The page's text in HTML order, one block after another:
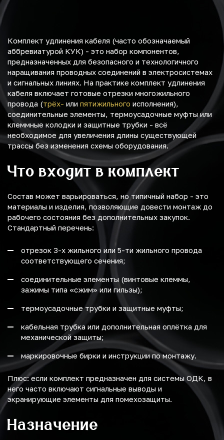
Комплект удлинения кабеля (часто обозначаемый
аббревиатурой КУК) - это набор компонентов,
предназначенных для безопасного и технологичного
наращивания проводных соединений в электросистемах
и сигнальных линиях. На практике комплект удлинения
кабеля включает готовые отрезки многожильного
провода (трёх- или пятижильного исполнения),
соединительные элементы, термоусадочные муфты или
клеммные колодки и защитные трубки - всё
необходимое для увеличения длины существующей
трассы без изменения схемы оборудования.
Что входит в комплект
Состав может варьироваться, но типичный набор - это
материалы и изделия, позволяющие довести монтаж до
рабочего состояния без дополнительных закупок.
Стандартный перечень:
отрезок 3-х жильного или 5-ти жильного провода
соответствующего сечения;
соединительные элементы (винтовые клеммы,
зажимы типа «сжим» или гильзы);
термоусадочные трубки и защитные муфты;
кабельная трубка или дополнительная оплётка для
механической защиты;
маркировочные бирки и инструкции по монтажу.
Плюс: если комплект предназначен для системы ОДК, в
него часто включают сигнальные выводы и
экранирующие элементы для помехозащиты.
Назначение